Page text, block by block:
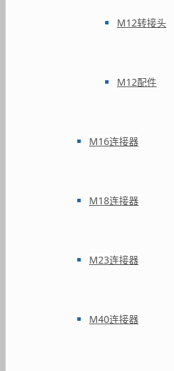
M12转接头
M12配件
M16连接器
M18连接器
M23连接器
M40连接器